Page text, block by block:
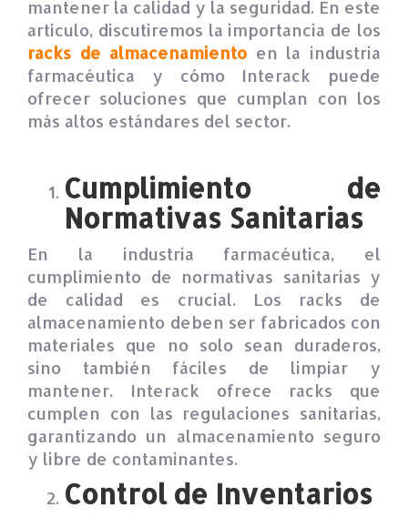
mantener la calidad y la seguridad. En este
artículo, discutiremos la importancia de los
racks de almacenamiento en la industria
farmacéutica y cómo Interack puede
ofrecer soluciones que cumplan con los
más altos estándares del sector.
Cumplimiento de
Normativas Sanitarias
En la industria farmacéutica, el
cumplimiento de normativas sanitarias y
de calidad es crucial. Los racks de
almacenamiento deben ser fabricados con
materiales que no solo sean duraderos,
sino también fáciles de limpiar y
mantener. Interack ofrece racks que
cumplen con las regulaciones sanitarias,
garantizando un almacenamiento seguro
y libre de contaminantes.
Control de Inventarios